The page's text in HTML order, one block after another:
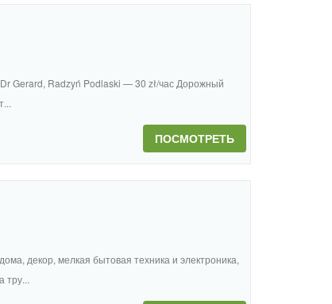
Gerard, Radzyń Podlaski — 30 zł/час Дорожный
ПОСМОТРЕТЬ
декор, мелкая бытовая техника и электроника,
тру...